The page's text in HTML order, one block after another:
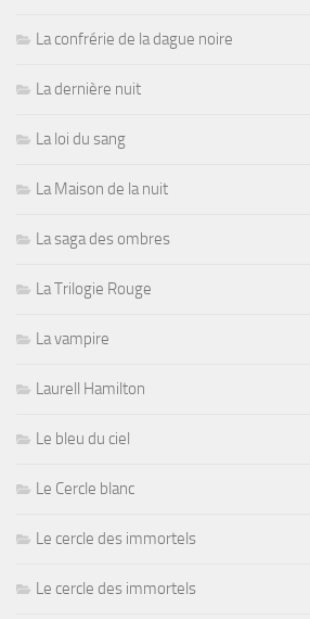
La confrérie de la dague noire
La dernière nuit
La loi du sang
La Maison de la nuit
La saga des ombres
La Trilogie Rouge
La vampire
Laurell Hamilton
Le bleu du ciel
Le Cercle blanc
Le cercle des immortels
Le cercle des immortels